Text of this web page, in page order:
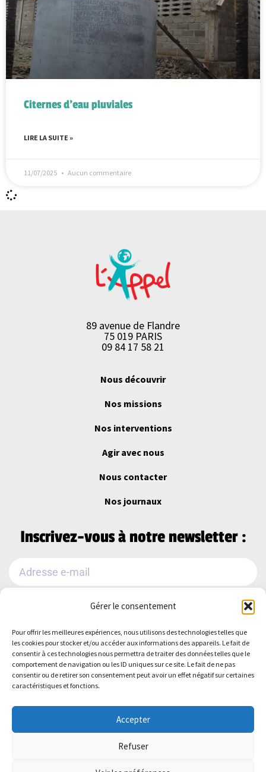
Gérer le consentement
Pour offrir les meilleures expériences, nous utilisons des technologies telles que
les cookies pour stocker et/ou accéder aux informations des appareils. Le fait de
consentir à ces technologies nous permettra de traiter des données telles que le
comportement de navigation ou les ID uniques sur ce site. Le fait de ne pas
consentir ou de retirer son consentement peut avoir un effet négatif sur certaines
caractéristiques et fonctions.
Accepter
Refuser
Citernes d’eau pluviales
LIRE LA SUITE »
11/07/2025 Aucun commentaire
89 avenue de Flandre
75 019 PARIS
09 84 17 58 21
Nous découvrir
Nos missions
Nos interventions
Agir avec nous
Nous contacter
Nos journaux
Inscrivez-vous à notre newsletter :
Je m'abonne
Alternative:
Suivez-nous sur :